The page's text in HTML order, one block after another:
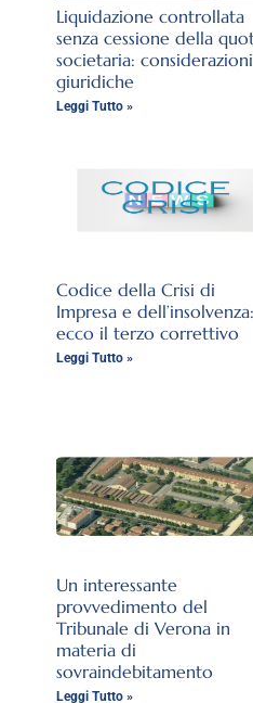
Liquidazione controllata
senza cessione della
societaria: considerazioni
giuridiche
Leggi Tutto »
Codice della Crisi di
Impresa e dell’insolvenza:
ecco il terzo correttivo
Leggi Tutto »
Un interessante
provvedimento del
Tribunale di Verona in
materia di
sovraindebitamento
Leggi Tutto »